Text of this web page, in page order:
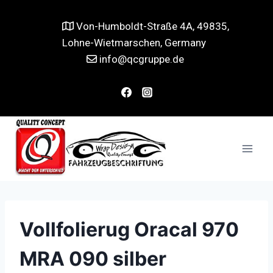
Von-Humboldt-Straße 4A, 49835,
Lohne-Wietmarschen, Germany
info@qcgruppe.de
Vollfolierug Oracal 970
MRA 090 silber